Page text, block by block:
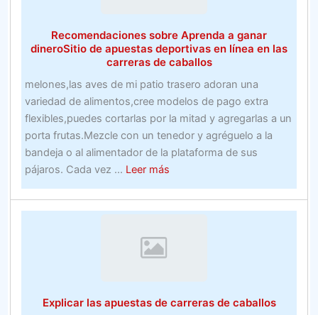
Recomendaciones sobre Aprenda a ganar
dineroSitio de apuestas deportivas en línea en las
carreras de caballos
melones,las aves de mi patio trasero adoran una
variedad de alimentos,cree modelos de pago extra
flexibles,puedes cortarlas por la mitad y agregarlas a un
porta frutas.Mezcle con un tenedor y agréguelo a la
bandeja o al alimentador de la plataforma de sus
pájaros. Cada vez ... Leer másabout
Recomendaciones
sobre
apuestas
Explicar las apuestas de carreras de caballos